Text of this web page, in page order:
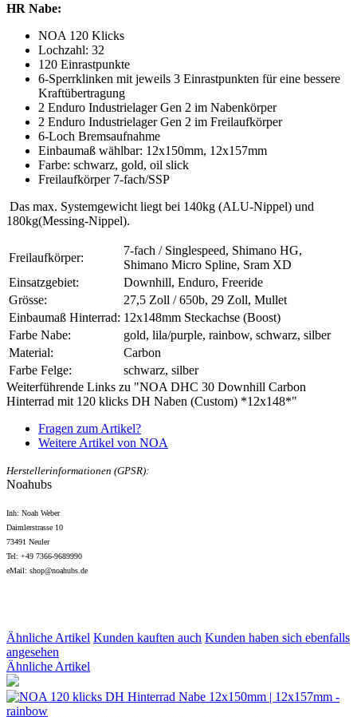
HR Nabe:
NOA 120 Klicks
Lochzahl: 32
120 Einrastpunkte
6-Sperrklinken mit jeweils 3 Einrastpunkten für eine bessere
Kraftübertragung
2 Enduro Industrielager Gen 2 im Nabenkörper
2 Enduro Industrielager Gen 2 im Freilaufkörper
6-Loch Bremsaufnahme
Einbaumaß wählbar: 12x150mm, 12x157mm
Farbe: schwarz, gold, oil slick
Freilaufkörper 7-fach/SSP
Das max. Systemgewicht liegt bei 140kg (ALU-Nippel) und
180kg(Messing-Nippel).
Freilaufkörper:
7-fach / Singlespeed, Shimano HG,
Shimano Micro Spline, Sram XD
Einsatzgebiet:
Downhill, Enduro, Freeride
Grösse:
27,5 Zoll / 650b, 29 Zoll, Mullet
Einbaumaß Hinterrad: 12x148mm Steckachse (Boost)
Farbe Nabe:
gold, lila/purple, rainbow, schwarz, silber
Material:
Carbon
Farbe Felge:
schwarz, silber
Weiterführende Links zu "NOA DHC 30 Downhill Carbon
Hinterrad mit 120 klicks DH Naben (Custom) *12x148*"
Fragen zum Artikel?
Weitere Artikel von NOA
Herstellerinformationen (GPSR):
Noahubs
Inh: Noah Weber
Daimlerstrasse 10
73491 Neuler
Tel: +49 7366-9689990
eMail: shop@noahubs.de
Ähnliche Artikel Kunden kauften auch Kunden haben sich ebenfalls
angesehen
Ähnliche Artikel